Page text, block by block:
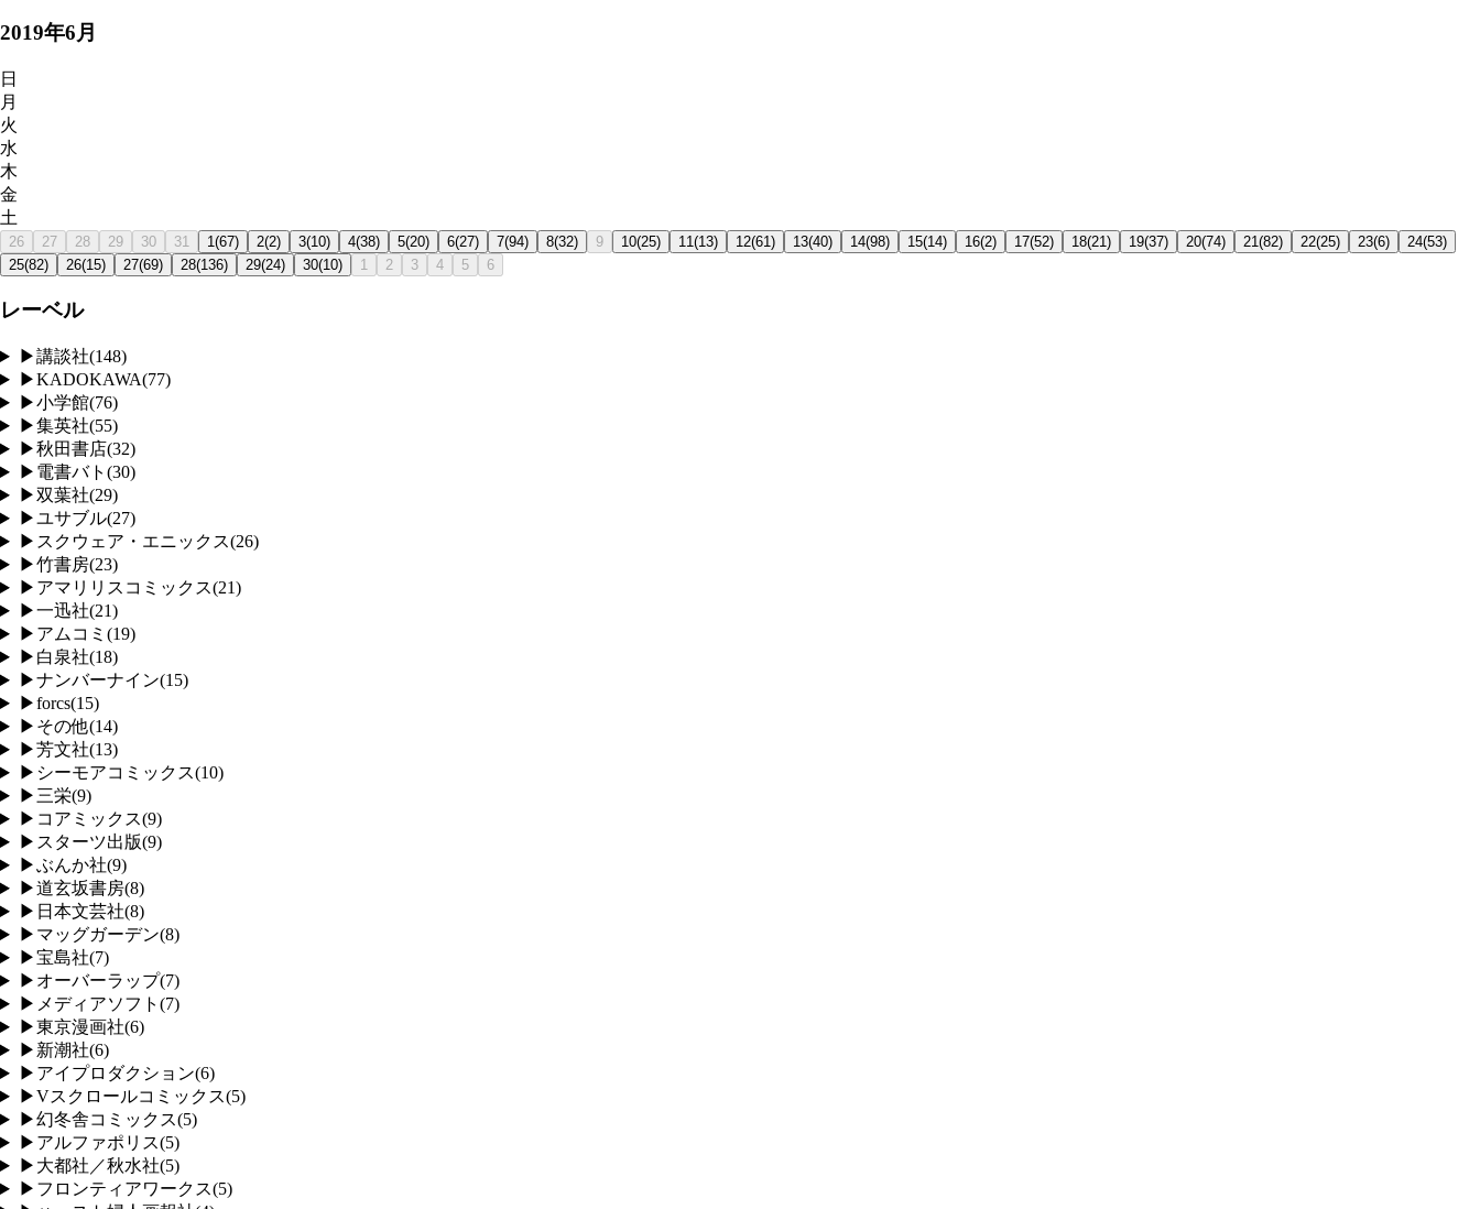
2019年6月
日
月
火
水
木
金
土
26 27 28 29 30 31 1(67) 2(2) 3(10) 4(38) 5(20) 6(27) 7(94) 8(32) 9 10(25) 11(13) 12(61) 13(40) 14(98) 15(14) 16(2) 17(52) 18(21) 19(37) 20(74) 21(82) 22(25) 23(6) 24(53)
25(82) 26(15) 27(69) 28(136) 29(24) 30(10) 1 2 3 4 5 6
レーベル
▶講談社(148)
▶KADOKAWA(77)
▶小学館(76)
▶集英社(55)
▶秋田書店(32)
▶ 電書バト (30)
▶双葉社(29)
▶ユサブル(27)
▶ スクウェア・エニックス(26)
▶竹書房(23)
▶ アマリリスコミックス(21)
▶一迅社(21)
▶ アムコミ (19)
▶ 白泉社(18)
▶ナンバーナイン(15)
▶forcs(15)
▶ その他(14)
▶芳文社(13)
▶ シーモアコミックス(10)
▶ 三栄(9)
▶ コアミックス(9)
▶ スターツ出版(9)
▶ぶんか社(9)
▶道玄坂書房(8)
▶ 日本文芸社(8)
▶ マッグガーデン(8)
▶宝島社(7)
▶ オーバーラップ(7)
▶ メディアソフト (7)
▶東京漫画社(6)
▶ 新潮社(6)
▶ アイプロダクション(6)
▶Vスクロールコミックス(5)
▶幻冬舎コミックス(5)
▶ アルファポリス(5)
▶ 大都社／秋水社(5)
▶ フロンティアワークス(5)